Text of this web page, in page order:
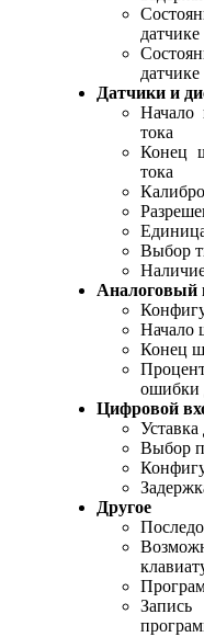
датчике
датчике
Датчики и
Начало
тока
Конец
тока
Выбор
Аналоговый
Начало
Конец
ошибки
Цифровой
Выбор
Другое